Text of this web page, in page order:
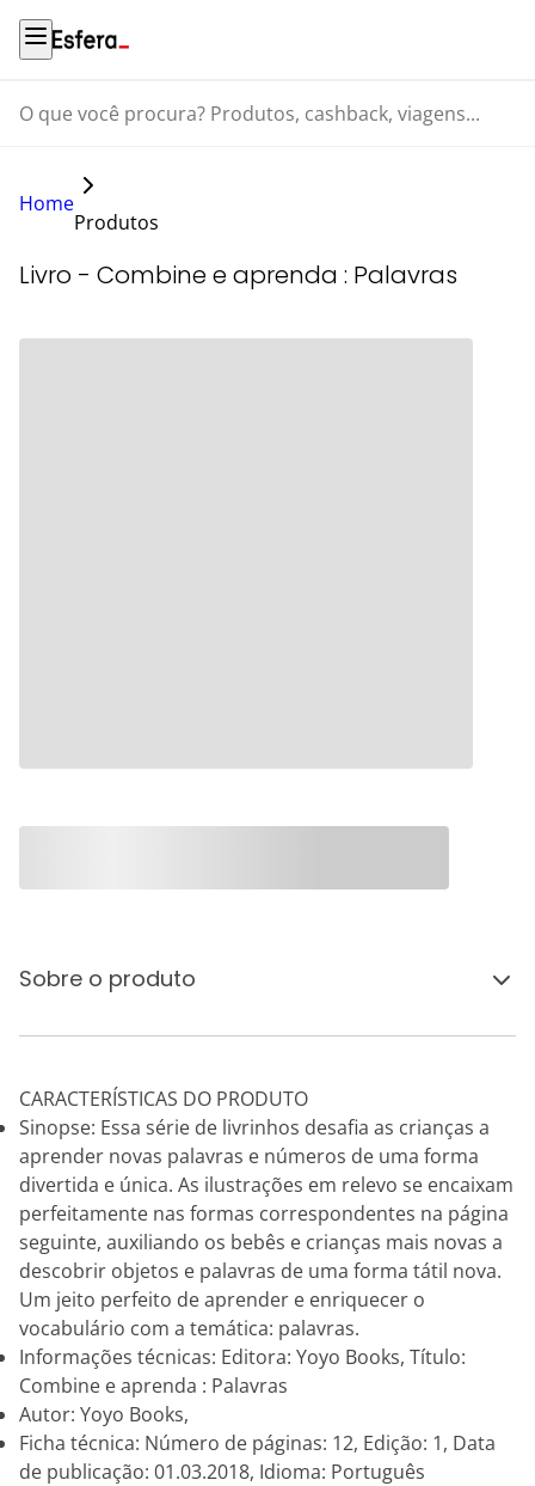
O que você procura? Produtos, cashback, viagens...
Home
Produtos
Livro - Combine e aprenda : Palavras
Sobre o produto
CARACTERÍSTICAS DO PRODUTO
Sinopse: Essa série de livrinhos desafia as crianças a
aprender novas palavras e números de uma forma
divertida e única. As ilustrações em relevo se encaixam
perfeitamente nas formas correspondentes na página
seguinte, auxiliando os bebês e crianças mais novas a
descobrir objetos e palavras de uma forma tátil nova.
Um jeito perfeito de aprender e enriquecer o
vocabulário com a temática: palavras.
Informações técnicas: Editora: Yoyo Books, Título:
Combine e aprenda : Palavras
Autor: Yoyo Books,
Ficha técnica: Número de páginas: 12, Edição: 1, Data
de publicação: 01.03.2018, Idioma: Português